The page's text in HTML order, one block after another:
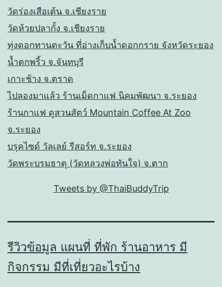
วัดร่องเสือเต้น จ.เชียงราย
วัดห้วยปลากั้ง จ.เชียงราย
ทุ่งดอกทานตะวัน ที่อ่างเก็บน้ำดอกกราย จังหวัดระยอง
น้ำตกพริ้ว จ.จันทบุรี
เกาะช้าง จ.ตราด
ไปลองมาแล้ว ร้านเม็ดกาแฟ นิคมพัฒนา จ.ระยอง
ร้านกาแฟ ดูสวนสัตว์ Mountain Coffee At Zoo
จ.ระยอง
บรุคไซด์ วัลเลย์ รีสอร์ท จ.ระยอง
วัดพระบรมธาตุ (วัดหลวงพ่อทันใจ) จ.ตาก
Tweets by @ThaiBuddyTrip
รีวิวข้อมูล แผนที่ ที่พัก ร้านอาหาร มี
กิจกรรม มีที่เที่ยวอะไรบ้าง